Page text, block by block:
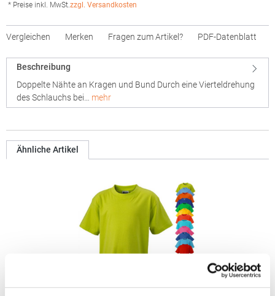
* Preise inkl. MwSt.zzgl. Versandkosten
Vergleichen Merken Fragen zum Artikel? PDF-Datenblatt
Beschreibung
Doppelte Nähte an Kragen und Bund Durch eine Vierteldrehung
des Schlauchs bei… mehr
Ähnliche Artikel